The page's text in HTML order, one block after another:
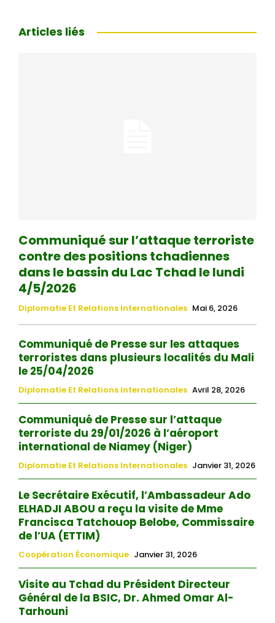
Articles liés
Communiqué sur l’attaque terroriste
contre des positions tchadiennes
dans le bassin du Lac Tchad le lundi
4/5/2026
Diplomatie Et Relations Internationales Mai 6, 2026
Communiqué de Presse sur les attaques
terroristes dans plusieurs localités du Mali
le 25/04/2026
Diplomatie Et Relations Internationales Avril 28, 2026
Communiqué de Presse sur l’attaque
terroriste du 29/01/2026 à l’aéroport
international de Niamey (Niger)
Diplomatie Et Relations Internationales Janvier 31, 2026
Le Secrétaire Exécutif, l’Ambassadeur Ado
ELHADJI ABOU a reçu la visite de Mme
Francisca Tatchouop Belobe, Commissaire
de l’UA (ETTIM)
Coopération Économique Janvier 31, 2026
Visite au Tchad du Président Directeur
Général de la BSIC, Dr. Ahmed Omar Al-
Tarhouni